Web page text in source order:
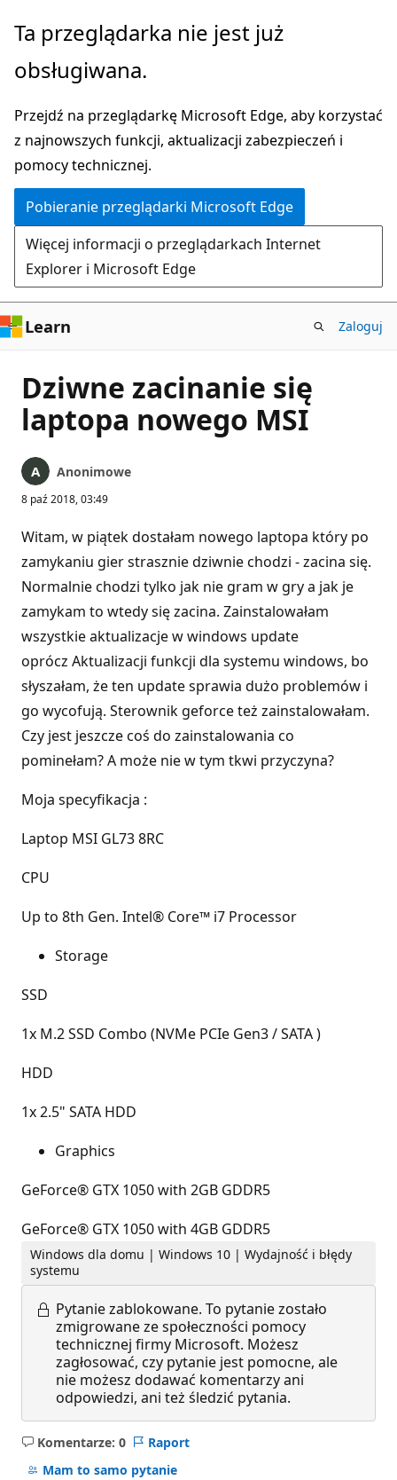
Przejdź
głównej
Ta przeglądarka nie jest już
obsługiwana.
Przejdź na przeglądarkę Microsoft Edge, aby korzystać
z najnowszych funkcji, aktualizacji zabezpieczeń i
pomocy technicznej.
Pobieranie przeglądarki Microsoft Edge
Więcej informacji o przeglądarkach Internet
Explorer i Microsoft Edge
Learn Zaloguj
Dziwne zacinanie się
laptopa nowego MSI
Anonimowe
8 paź 2018, 03:49
Witam, w piątek dostałam nowego laptopa który po
zamykaniu gier strasznie dziwnie chodzi - zacina się.
Normalnie chodzi tylko jak nie gram w gry a jak je
zamykam to wtedy się zacina. Zainstalowałam
wszystkie aktualizacje w windows update
oprócz Aktualizacji funkcji dla systemu windows, bo
słyszałam, że ten update sprawia dużo problemów i
go wycofują. Sterownik geforce też zainstalowałam.
Czy jest jeszcze coś do zainstalowania co
pominełam? A może nie w tym tkwi przyczyna?
Moja specyfikacja :
Laptop MSI GL73 8RC
CPU
Up to 8th Gen. Intel® Core™ i7 Processor
Storage
SSD
1x M.2 SSD Combo (NVMe PCIe Gen3 / SATA )
HDD
1x 2.5" SATA HDD
Graphics
GeForce® GTX 1050 with 2GB GDDR5
GeForce® GTX 1050 with 4GB GDDR5
Windows dla domu | Windows 10 | Wydajność i błędy
systemu
Pytanie zablokowane. To pytanie zostało
zmigrowane ze społeczności pomocy
technicznej firmy Microsoft. Możesz
zagłosować, czy pytanie jest pomocne, ale
nie możesz dodawać komentarzy ani
odpowiedzi, ani też śledzić pytania.
Komentarze: 0
Brak
komentarzy
Raport
Mam to samo pytanie